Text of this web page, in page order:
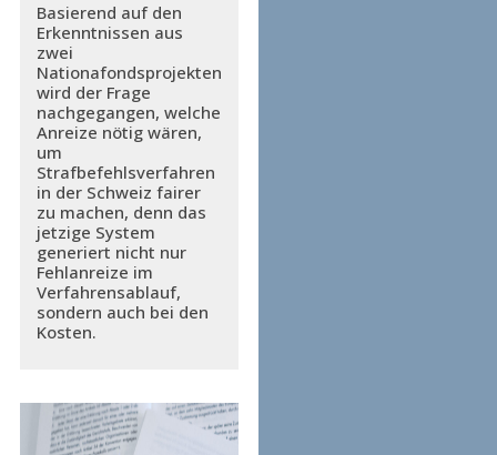
Basierend auf den
Erkenntnissen aus
zwei
Nationafondsprojekten
wird der Frage
nachgegangen, welche
Anreize nötig wären,
um
Strafbefehlsverfahren
in der Schweiz fairer
zu machen, denn das
jetzige System
generiert nicht nur
Fehlanreize im
Verfahrensablauf,
sondern auch bei den
Kosten.